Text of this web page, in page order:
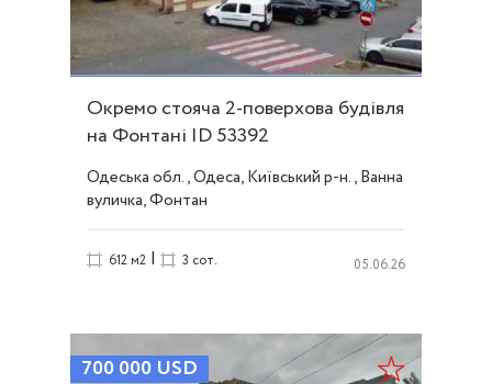
Окремо стояча 2-поверхова будівля
на Фонтані ID 53392
Одеська обл., Одеса, Київський р-н., Ванна
вуличка, Фонтан
612 м2 | 3 сот. 05.06.26
700 000 USD